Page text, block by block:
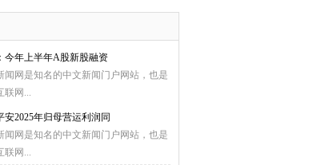
今年上半年A股新股融资
闻网是知名的中文新闻门户网站，也是
联网...
安2025年归母营运利润同
闻网是知名的中文新闻门户网站，也是
联网...